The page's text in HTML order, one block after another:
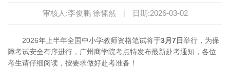
审核人:李俊鹏 徐愫然 | 日期:2026-03-02
2026年上半年全国中小学教师资格笔试将于3月7日举行，为保
障考试安全有序进行，广州商学院考点特发布最新赴考通知，各位
考生请仔细阅读，按要求做好赴考准备！